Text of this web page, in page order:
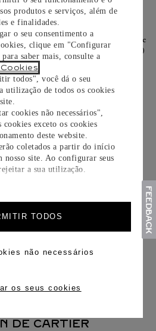
produtos e serviços, além de
e finalidades.
o seu consentimento a
clique em "Configurar
saber mais, consulte a
todos", você dá o seu
utilização de todos os cookies
cookies não necessários",
cookies exceto os cookies
deste website.
coletados a partir do início
nosso site. Ao configurar seus
a sua utilização.
TODOS
não necessários
os seus cookies
é equipado com o calibre automático
a busca por desempenho e inovação,
água de até 10 bar (~100 metros),
aos mais altos padrões de qualidade
do magnetismo cotidiano de até 1500
Gauss.
Saiba mais
DE CARTIER
o espírito arrojado do aviador Alberto
sobre as coleções da Maison.
DE CARTIER
DE CARTIER